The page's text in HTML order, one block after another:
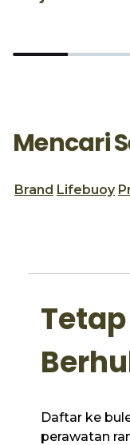
Mencari
Brand Lifebuoy
Tetap
Daftar ke
perawatan